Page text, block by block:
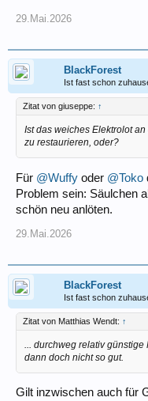
29.Mai.2026
BlackForest
Ist fast schon
Zitat von giuseppe: ↑
Ist das weiches Elektrolot
zu restaurieren, oder?
Für @Wuffy oder @Toko
Problem sein: Säulchen
schön neu anlöten.
29.Mai.2026
BlackForest
Ist fast schon
Zitat von Matthias Wendt: ↑
... durchweg relativ
dann doch nicht so gut.
Gilt inzwischen auch für